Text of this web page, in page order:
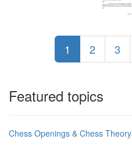
1 2 3
Featured topics
Chess Openings & Chess Theory